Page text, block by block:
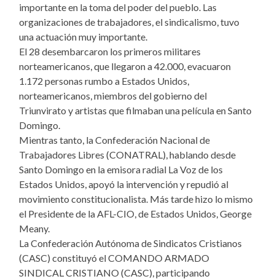
importante en la toma del poder del pueblo. Las
organizaciones de trabajadores, el sindicalismo, tuvo
una actuación muy importante.
El 28 desembarcaron los primeros militares
norteamericanos, que llegaron a 42.000, evacuaron
1.172 personas rumbo a Estados Unidos,
norteamericanos, miembros del gobierno del
Triunvirato y artistas que filmaban una película en Santo
Domingo.
Mientras tanto, la Confederación Nacional de
Trabajadores Libres (CONATRAL), hablando desde
Santo Domingo en la emisora radial La Voz de los
Estados Unidos, apoyó la intervención y repudió al
movimiento constitucionalista. Más tarde hizo lo mismo
el Presidente de la AFL-CIO, de Estados Unidos, George
Meany.
La Confederación Autónoma de Sindicatos Cristianos
(CASC) constituyó el COMANDO ARMADO
SINDICAL CRISTIANO (CASC), participando